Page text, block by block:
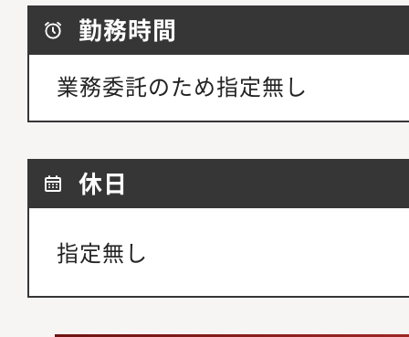
勤務時間
業務委託のため指定無し
休日
指定無し